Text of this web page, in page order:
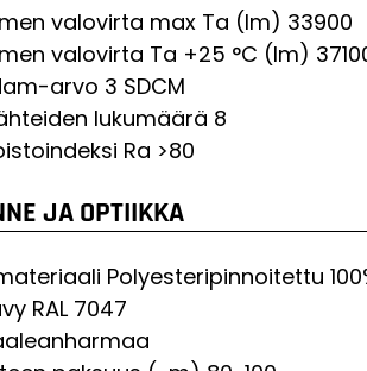
valovirta max Ta (lm) 33900
valovirta Ta +25 °C (lm)
arvo 3 SDCM
lukumäärä 8
Ra >80
JA OPTIIKKA
Polyesteripinnoitettu
RAL 7047